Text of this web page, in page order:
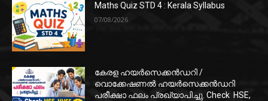
Maths Quiz STD 4 : Kerala Syllabus
07/08/2026
കേരള ഹയർസെക്കൻഡറി /
വൊക്കേഷണൽ ഹയർസെക്കൻഡറി
പരീക്ഷാ ഫലം പ്രഖ്യാപിച്ചു. Check HSE,